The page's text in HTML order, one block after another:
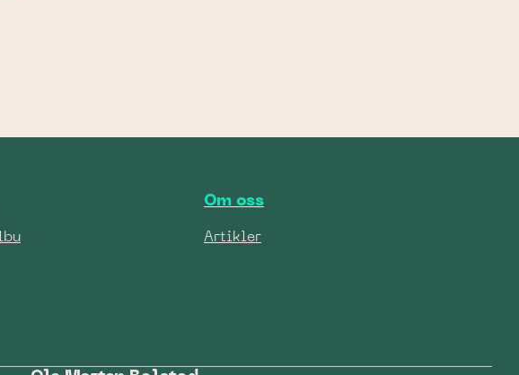
Om oss
Artikler